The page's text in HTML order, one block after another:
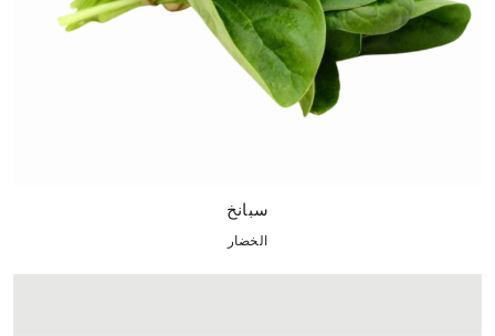
سبانخ
الخضار